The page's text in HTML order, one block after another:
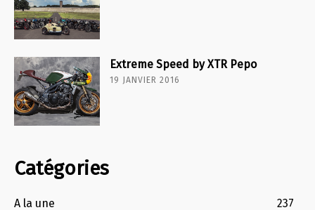
Extreme Speed by XTR Pepo
19 JANVIER 2016
Catégories
A la une
237